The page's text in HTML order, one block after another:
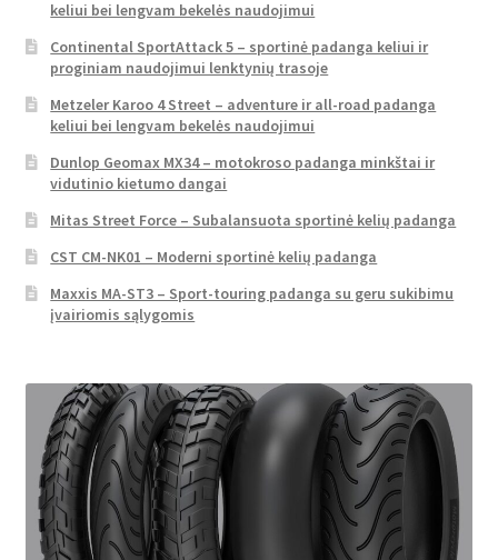
keliui bei lengvam bekelės naudojimui
Continental SportAttack 5 – sportinė padanga keliui ir
proginiam naudojimui lenktynių trasoje
Metzeler Karoo 4 Street – adventure ir all-road padanga
keliui bei lengvam bekelės naudojimui
Dunlop Geomax MX34 – motokroso padanga minkštai ir
vidutinio kietumo dangai
Mitas Street Force – Subalansuota sportinė kelių padanga
CST CM-NK01 – Moderni sportinė kelių padanga
Maxxis MA-ST3 – Sport-touring padanga su geru sukibimu
įvairiomis sąlygomis